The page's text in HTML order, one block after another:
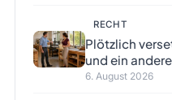
RECHT
Plötzlich
und ein
6. August 2026